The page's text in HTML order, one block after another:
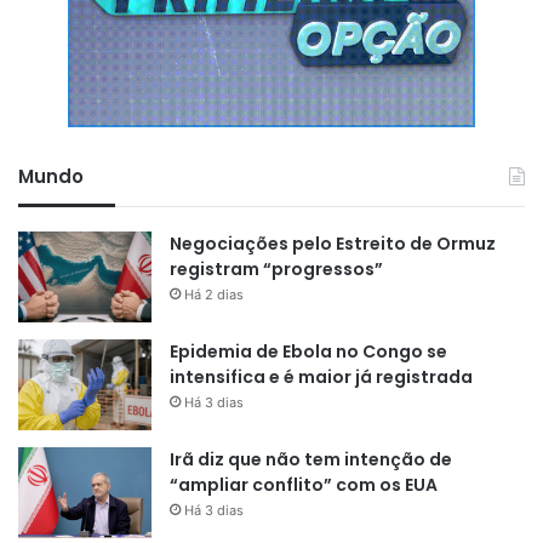
protegido pelo Ocidente, pelos
EUA, mas, sobretudo, pela
Inglaterra. Existe, de fato, uma
daquela zona do Congo”
comenta.
também Uganda, um país vizinho. “Em Uganda, o surto
permanece epidemiologicamente ligado à transmissão
originada na República Democrática do Congo”, diz a OMS.
Menor cooperação
Mundo
Negociações pelo Estreito de Ormuz
registram “progressos”
Há 2 dias
Epidemia de Ebola no Congo se
intensifica e é maior já registrada
Há 3 dias
Irã diz que não tem intenção de
“ampliar conflito” com os EUA
Há 3 dias